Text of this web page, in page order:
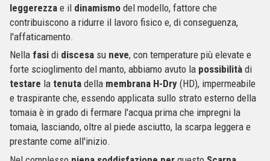
leggerezza e il dinamismo del modello, fattore che
contribuiscono a ridurre il lavoro fisico e, di conseguenza,
l'affaticamento.
Nella fasi di discesa su neve, con temperature più elevate e
forte scioglimento del manto, abbiamo avuto la possibilità di
testare la tenuta della membrana H-Dry (HD), impermeabile
e traspirante che, essendo applicata sullo strato esterno della
tomaia è in grado di fermare l'acqua prima che impregni la
tomaia, lasciando, oltre al piede asciutto, la scarpa leggera e
prestante come all'inizio.